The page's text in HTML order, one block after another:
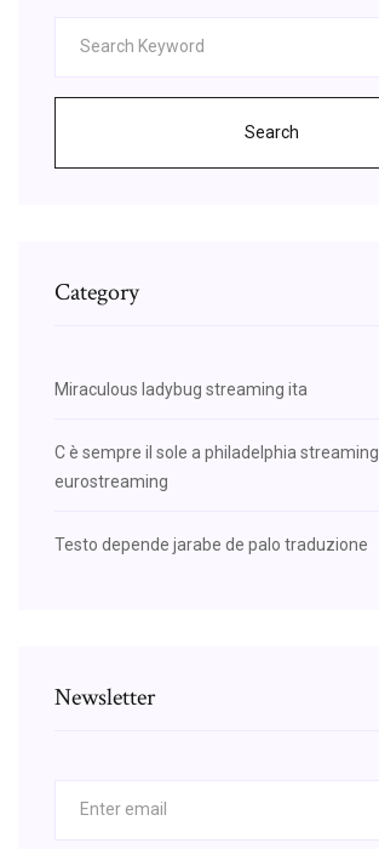
Search
Category
Miraculous ladybug streaming ita
C è sempre il sole a philadelphia streaming
eurostreaming
Testo depende jarabe de palo traduzione
Newsletter